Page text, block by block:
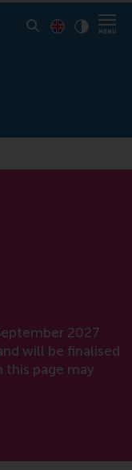
2027
will be finalised
page may